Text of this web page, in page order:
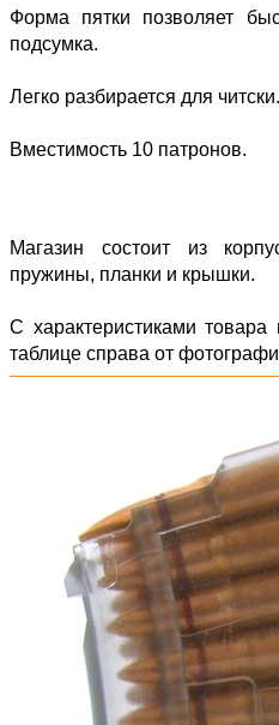
Форма пятки позволяет
подсумка.
Легко разбирается для читски.
Вместимость 10 патронов.
Магазин состоит из
пружины, планки и крышки.
С характеристиками
таблице справа от